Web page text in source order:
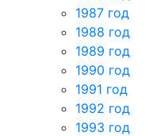
1987 год
1988 год
1989 год
1990 год
1991 год
1992 год
1993 год